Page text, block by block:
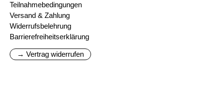
Teilnahmebedingungen
Versand & Zahlung
Widerrufsbelehrung
Barrierefreiheitserklärung
→ Vertrag widerrufen